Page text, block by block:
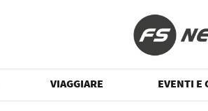
VIAGGIARE EVENTI E